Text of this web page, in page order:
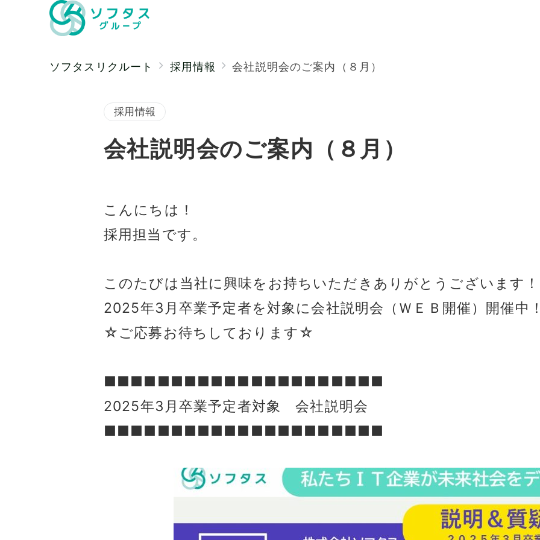
ソフタスリクルート 採用情報 会社説明会のご案内（８月）
採用情報
会社説明会のご案内（８月）
こんにちは！
採用担当です。
このたびは当社に興味をお持ちいただきありがとうございます！
2025年3月卒業予定者を対象に会社説明会（ＷＥＢ開催）開催中
☆ご応募お待ちしております☆
■■■■■■■■■■■■■■■■■■■■■
2025年3月卒業予定者対象 会社説明会
■■■■■■■■■■■■■■■■■■■■■